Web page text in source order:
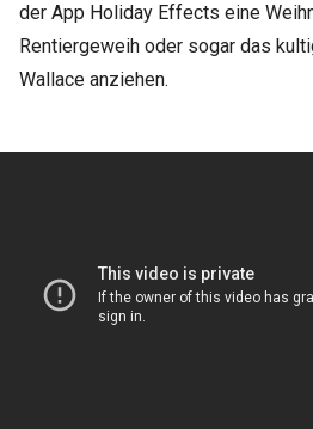
der App Holiday Effects eine
Rentiergeweih oder sogar das
Wallace anziehen.